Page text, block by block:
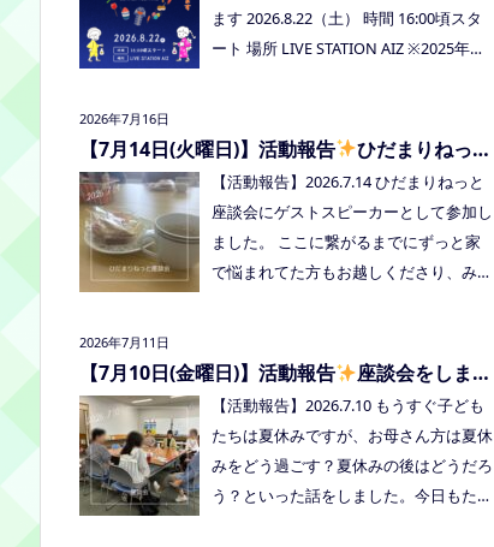
しゃべりしましょう！ 日時：8月29日
者、うえまつフリースクールの保護者と
お子さま(10組程度） ※お子さまお一人
での参加はできません。必ず保護者の方
とお越しください。 ※定員に達し次第締
め切らせていただきます。 参加費：中
orms.gle/Vhs62HxfDKduZMeV8 ●ひだ
まりねっと座談会(北村がゲストスピー
カーで参加します) 場所：つむぎ高梁
（高梁市横町1072-1） 日時：令和8年8
月18日(火)10時00分～11時30分終了（予
ます 2026.8.22（土） 時間 16:00頃スタ
ート 場所 LIVE STATION AIZ ※2025年の
2026年7月16日
【7月14日(火曜日)】活動報告
ひだまりねっと
座談会に参加しました【活動報告】2026.7.14 ひだまりねっと
座談会にゲストスピーカーとして参加し
ました。 ここに繋がるまでにずっと家
で悩まれてた方もお越しくださり、みん
お近くの方はぜひお越しくださいね！
2026年7月11日
【7月10日(金曜日)】活動報告
座談会をしまし
た
【活動報告】2026.7.10 もうすぐ子ども
たちは夏休みですが、お母さん方は夏休
みをどう過ごす？夏休みの後はどうだろ
う？といった話をしました。今日もたく